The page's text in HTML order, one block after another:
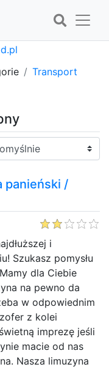
Transport
panieński /
i
Szukasz pomysłu
dla Ciebie
na pewno da
w odpowiednim
z kolei
imprezę jeśli
macie od nas
Nasza limuzyna